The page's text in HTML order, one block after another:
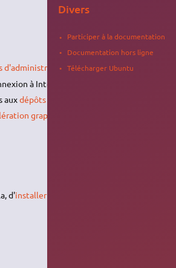
d'administration
à Internet configurée et activée
auxdépôts Universe et Multiverse
graphique
d'installer le paquet
Divers
Participer à la documentation
Documentation hors ligne
Télécharger Ubuntu